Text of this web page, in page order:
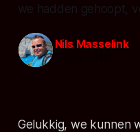
we hadden gehoopt,
Nils Masselink
Gelukkig, we kunnen